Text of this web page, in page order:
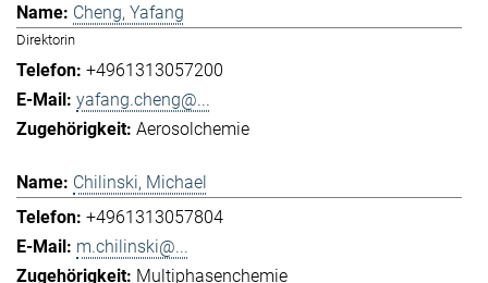
Cheng, Yafang
Direktorin
+4961313057200
yafang.cheng@...
Aerosolchemie
Chilinski, Michael
+4961313057804
m.chilinski@...
Multiphasenchemie